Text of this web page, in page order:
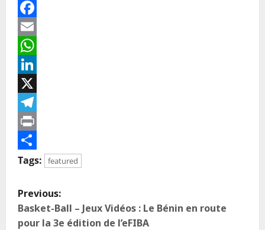
Facebook
Email
WhatsApp
LinkedIn
X
Telegram
Print
Partager
Tags: featured
Previous:
Basket-Ball – Jeux Vidéos : Le Bénin en route
pour la 3e édition de l’eFIBA